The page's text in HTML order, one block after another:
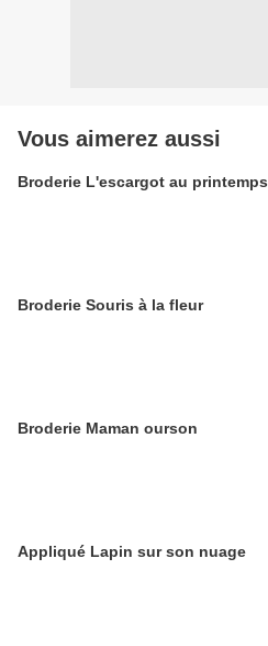
Vous aimerez aussi
Broderie L'escargot au printemps
Broderie Souris à la fleur
Broderie Maman ourson
Appliqué Lapin sur son nuage